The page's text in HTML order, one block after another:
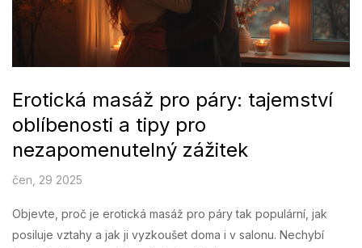
Erotická masáž pro páry: tajemství
oblíbenosti a tipy pro
nezapomenutelný zážitek
čen, 29 2025
Objevte, proč je erotická masáž pro páry tak populární, jak
posiluje vztahy a jak ji vyzkoušet doma i v salonu. Nechybí